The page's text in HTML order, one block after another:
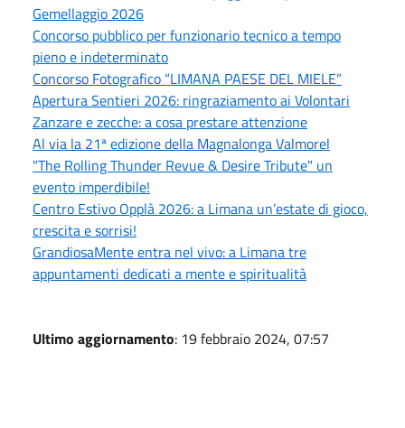
Gemellaggio 2026
Concorso pubblico per funzionario tecnico a tempo
pieno e indeterminato
Concorso Fotografico “LIMANA PAESE DEL MIELE”
Apertura Sentieri 2026: ringraziamento ai Volontari
Zanzare e zecche: a cosa prestare attenzione
Al via la 21ª edizione della Magnalonga Valmorel
"The Rolling Thunder Revue & Desire Tribute" un
evento imperdibile!
Centro Estivo Opplà 2026: a Limana un’estate di gioco,
crescita e sorrisi!
GrandiosaMente entra nel vivo: a Limana tre
appuntamenti dedicati a mente e spiritualità
Ultimo aggiornamento: 19 febbraio 2024, 07:57